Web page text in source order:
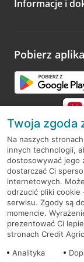
Zachęcamy do
opinie.
Informacje i
Pobierz
RODO
Regulamin
Mapa serwisu
PolitykaCookies
Twoja zgoda
Na naszych
innych technologii,
dostosowywać jego
dostarczać Ci
internetowych.
odrzucić pliki cookie
serwisu. Zgody są
momencie.
prezentować Ci
stronach Credit
Analityka